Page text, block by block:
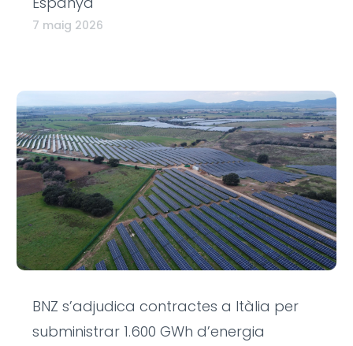
7 maig 2026
BNZ s’adjudica contractes a Itàlia per
subministrar 1.600 GWh d’energia